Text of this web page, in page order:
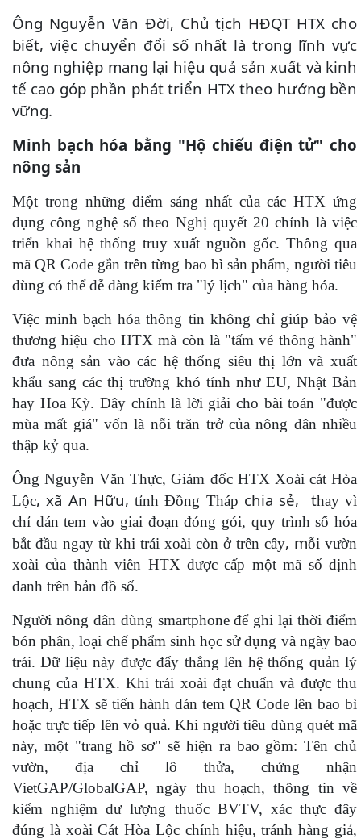
Ông Nguyễn Văn Đời, Chủ tịch HĐQT HTX cho
biết, việc chuyển đổi số nhất là trong lĩnh vực
nông nghiệp mang lại hiệu quả sản xuất và kinh
tế cao góp phần phát triển HTX theo hướng bền
vững.
Minh bạch hóa bằng "Hộ chiếu điện tử" cho
nông sản
Một trong những điểm sáng nhất của các HTX ứng
dụng công nghệ số theo Nghị quyết 20 chính là việc
triển khai hệ thống truy xuất nguồn gốc. Thông qua
mã QR Code gắn trên từng bao bì sản phẩm, người tiêu
dùng có thể dễ dàng kiểm tra "lý lịch" của hàng hóa.
Việc minh bạch hóa thông tin không chỉ giúp bảo vệ
thương hiệu cho HTX mà còn là "tấm vé thông hành"
đưa nông sản vào các hệ thống siêu thị lớn và xuất
khẩu sang các thị trường khó tính như EU, Nhật Bản
hay Hoa Kỳ. Đây chính là lời giải cho bài toán "được
mùa mất giá" vốn là nỗi trăn trở của nông dân nhiều
thập kỷ qua.
Ông Nguyễn Văn Thực, Giám đốc HTX Xoài cát Hòa
Lộc, xã An Hữu,tỉnh Đồng Tháp chia sẻ, thay vì
chỉ dán tem vào giai đoạn đóng gói, quy trình số hóa
bắt đầu ngay từ khi trái xoài còn ở trên cây, mỗi vườn
xoài của thành viên HTX được cấp một mã số định
danh trên bản đồ số.
Người nông dân dùng smartphone để ghi lại thời điểm
bón phân, loại chế phẩm sinh học sử dụng và ngày bao
trái. Dữ liệu này được đẩy thẳng lên hệ thống quản lý
chung của HTX. Khi trái xoài đạt chuẩn và được thu
hoạch, HTX sẽ tiến hành dán tem QR Code lên bao bì
hoặc trực tiếp lên vỏ quả. Khi người tiêu dùng quét mã
này, một "trang hồ sơ" sẽ hiện ra bao gồm: Tên chủ
vườn, địa chỉ lô thửa, chứng nhận
VietGAP/GlobalGAP, ngày thu hoạch, thông tin về
kiểm nghiệm dư lượng thuốc BVTV, xác thực đây
đúng là xoài Cát Hòa Lộc chính hiệu, tránh hàng giả,